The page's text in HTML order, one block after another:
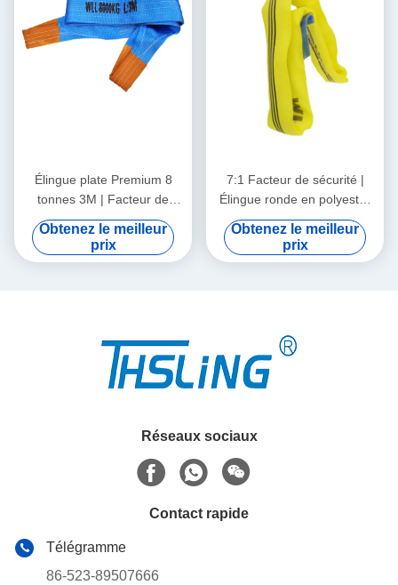
Élingue plate Premium 8
tonnes 3M | Facteur de
sécurité 7:1 | Sangle de
levage en polyester haute
ténacité pour la sécurité
Obtenez le meilleur
prix
7:1 Facteur de sécurité |
Élingue ronde en polyester
de 3 tonnes : Conforme
CE/EN 1492-2 pour une
sécurité de levage ultime
Obtenez le meilleur
prix
Réseaux sociaux
Contact rapide
Télégramme
86-523-89507666